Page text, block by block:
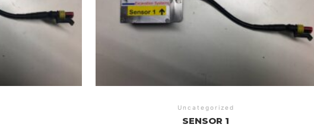
Uncategorized
SENSOR 1